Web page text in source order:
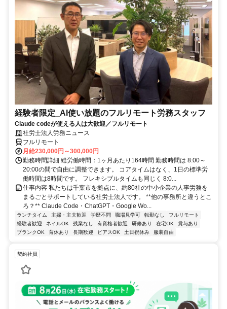
経験者限定_AI使い放題のフルリモート労務スタッフ
Claude codeが使える人は大歓迎／フルリモート
社労士法人労務ニュース
フルリモート
月給230,000円～300,000円
勤務時間詳細 総労働時間：1ヶ月あたり164時間 勤務時間は 8:00～
20:00の間で自由に調整できます。 コアタイムはなく、1日の標準労
働時間は8時間です。 フレキシブルタイムも同じく 8:0...
仕事内容 私たちは千葉市を拠点に、約80社の中小企業の人事労務を
まるごとサポートしている社労士法人です。 **他の事務所と違うとこ
ろ？** Claude Code・ChatGPT・Google Wo...
ランチタイム 主婦・主夫歓迎 学歴不問 職場見学可 転勤なし
フルリモート
経験者歓迎
ネイルOK 残業なし 有資格者歓迎 研修あり 在宅OK
賞与あり
ブランクOK
育休あり 長期歓迎 ピアスOK 土日祝休み 服装自由
契約社員